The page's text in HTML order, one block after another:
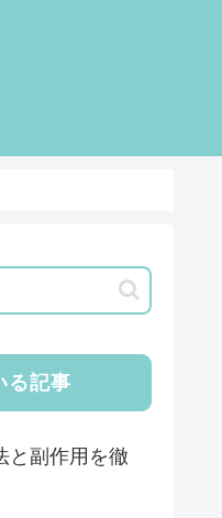
る記事
と副作用を徹